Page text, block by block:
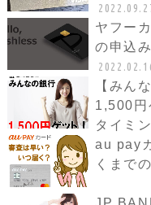
ヤフー
の申込
【みん
1,500円
タイミ
au pay
くまで